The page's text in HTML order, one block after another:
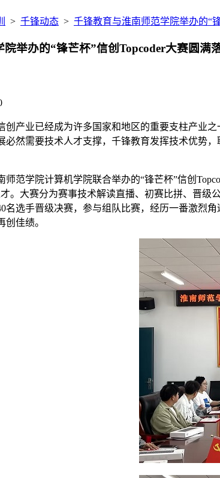
> 千锋动态 > 千锋教育与淮南师范学院举办的“
举办的“锋芒杯”信创Topcoder大赛圆满
业已经成为许多国家和地区的重要支柱产业之
然需要技术人才支撑， 千锋教育发挥技术优势
学院计算机学院联合举办的“锋芒杯”信创
。大赛分为赛事技术解读直播、初赛比拼、晋
名选手晋级决赛，参与组队比赛，经历一番激烈
佳绩。